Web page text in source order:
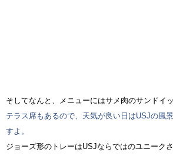
そしてなんと、メニューにはサメ肉のサンドイ
テラス席もあるので、天気が良い日はUSJの風
すよ。
ジョーズ形のトレーはUSJならではのユニークさ